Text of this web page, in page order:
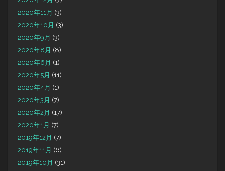
2020年11月 (3)
2020年10月 (3)
2020年9月 (3)
2020年8月 (8)
2020年6月 (1)
2020年5月 (11)
2020年4月 (1)
2020年3月 (7)
2020年2月 (17)
2020年1月 (7)
2019年12月 (7)
2019年11月 (6)
2019年10月 (31)